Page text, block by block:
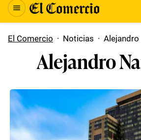
El Comercio · Noticias · Alejandro
Alejandro